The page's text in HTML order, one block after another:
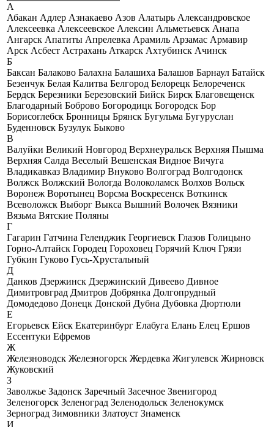
А
Абакан Адлер Азнакаево Азов Алатырь Александровское
Алексеевка Алексеевское Алексин Альметьевск Анапа
Ангарск Апатиты Апрелевка Арамиль Арзамас Армавир
Арск Асбест Астрахань Аткарск Ахтубинск Ачинск
Б
Баксан Балаково Балахна Балашиха Балашов Барнаул Батайск
Безенчук Белая Калитва Белгород Белорецк Белореченск
Бердск Березники Березовский Бийск Бирск Благовещенск
Благодарный Боброво Богородицк Богородск Бор
Борисоглебск Бронницы Брянск Бугульма Бугуруслан
Буденновск Бузулук Быково
В
Валуйки Великий Новгород Верхнеуральск Верхняя Пышма
Верхняя Салда Веселый Вешенская Видное Вичуга
Владикавказ Владимир Внуково Волгоград Волгодонск
Волжск Волжский Вологда Волоколамск Волхов Вольск
Воронеж Воротынец Ворсма Воскресенск Воткинск
Всеволожск Выборг Выкса Вышний Волочек Вязники
Вязьма Вятские Поляны
Г
Гагарин Гатчина Геленджик Георгиевск Глазов Голицыно
Горно-Алтайск Городец Гороховец Горячий Ключ Грязи
Губкин Гуково Гусь-Хрустальный
Д
Данков Дзержинск Дзержинский Дивеево Дивное
Димитровград Дмитров Добрянка Долгопрудный
Домодедово Донецк Донской Дубна Дубовка Дюртюли
Е
Егорьевск Ейск Екатеринбург Елабуга Елань Елец Ершов
Ессентуки Ефремов
Ж
Железноводск Железногорск Жердевка Жигулевск Жирновск
Жуковский
З
Заволжье Задонск Заречный Засечное Звенигород
Зеленогорск Зеленоград Зеленодольск Зеленокумск
Зерноград Зимовники Златоуст Знаменск
И